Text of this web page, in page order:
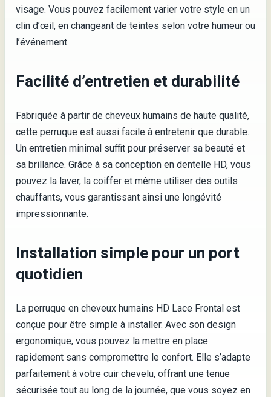
visage. Vous pouvez facilement varier votre style en un
clin d’œil, en changeant de teintes selon votre humeur ou
l’événement.
Facilité d’entretien et durabilité
Fabriquée à partir de cheveux humains de haute qualité,
cette perruque est aussi facile à entretenir que durable.
Un entretien minimal suffit pour préserver sa beauté et
sa brillance. Grâce à sa conception en dentelle HD, vous
pouvez la laver, la coiffer et même utiliser des outils
chauffants, vous garantissant ainsi une longévité
impressionnante.
Installation simple pour un port
quotidien
La perruque en cheveux humains HD Lace Frontal est
conçue pour être simple à installer. Avec son design
ergonomique, vous pouvez la mettre en place
rapidement sans compromettre le confort. Elle s’adapte
parfaitement à votre cuir chevelu, offrant une tenue
sécurisée tout au long de la journée, que vous soyez en